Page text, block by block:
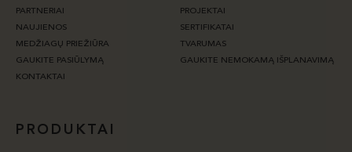
PARTNERIAI
PROJEKTAI
NAUJIENOS
SERTIFIKATAI
MEDŽIAGŲ PRIEŽIŪRA
TVARUMAS
GAUKITE PASIŪLYMĄ
GAUKITE NEMOKAMĄ IŠPLANAVIMĄ
KONTAKTAI
PRODUKTAI